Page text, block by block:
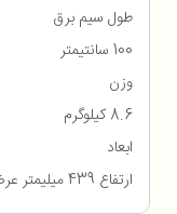
طول سیم برق
100 سانتیمتر
وزن
8.6 کیلوگرم
ابعاد
ارتفاع 439 میلیمتر عرض 320 میلیمتر عمق 334 میلیمتر